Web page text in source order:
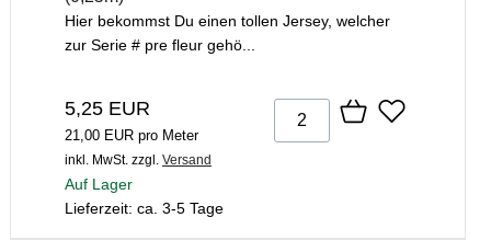
Hier bekommst Du einen tollen Jersey, welcher
zur Serie # pre fleur gehö...
5,25 EUR
21,00 EUR pro Meter
inkl. MwSt. zzgl. Versand
Auf Lager
Lieferzeit: ca. 3-5 Tage